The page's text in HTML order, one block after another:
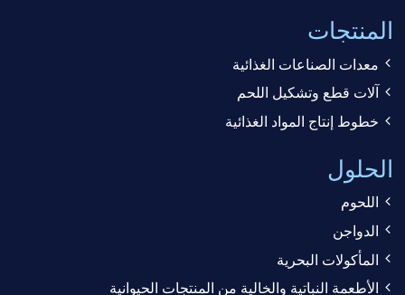
المنتجات
معدات الصناعات الغذائية
آلات قطع وتشكيل اللحم
خطوط إنتاج المواد الغذائية
الحلول
اللحوم
الدواجن
المأكولات البحرية
الأطعمة النباتية والخالية من المنتجات الحيوانية